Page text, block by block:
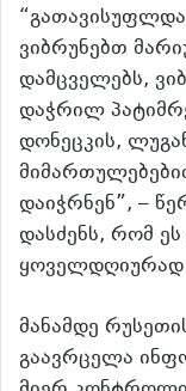
ვიბრუნებთ
დამცველებს,
დაჭრილ
დონეცკის,
დაიჭრნენ”, –
დასძენს, რომ
მანამდე
გაავრცელა